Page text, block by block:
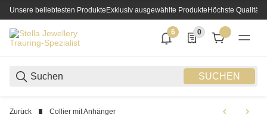
Unsere beliebtesten ProdukteExklusiv ausgewählte ProdukteHöchste Qualität
SUCHEN
6
6 neue Notifizierungen
0
0 Produkte in der
Zurück Collier mit Anhänger